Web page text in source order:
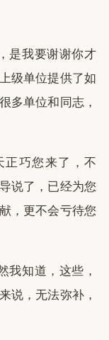
是我要谢谢你才
级单位提供了如
多单位和同志，
正巧您来了，不
说了，已经为您
，更不会亏待您
我知道，这些，
说，无法弥补，